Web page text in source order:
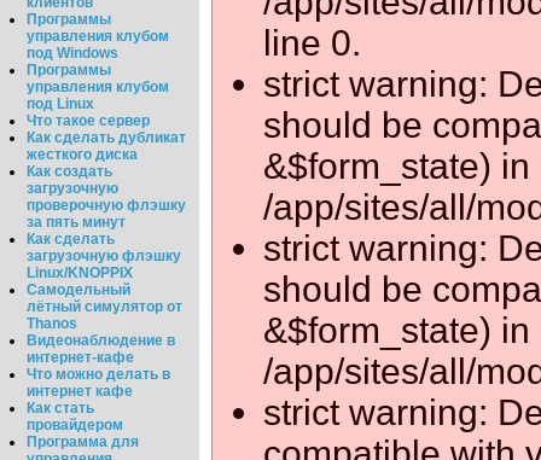
Программы
управления клубом
под Windows
Программы
управления клубом
под Linux
Что такое сервер
Как сделать дубликат
жесткого диска
Как создать
загрузочную
проверочную флэшку
за пять минут
Как сделать
загрузочную флэшку
Linux/KNOPPIX
Самодельный
лётный симулятор от
Thanos
Видеонаблюдение в
интернет-кафе
Что можно делать в
интернет кафе
Как стать
провайдером
Программа для
line 0.
strict warning:
should be
&$form_state) in
/app/sites/all/
strict warning:
should be
&$form_state) in
/app/sites/all/
strict warning: